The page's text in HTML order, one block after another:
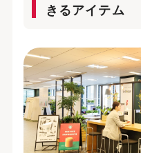
きるアイテム